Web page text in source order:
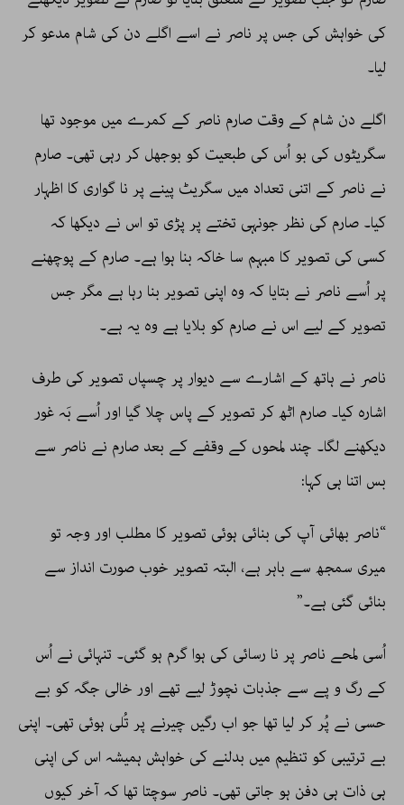
کی خواہش کی جس پر ناصر نے اسے اگلے دن کی شام مدعو کر
لیا۔
اگلے دن شام کے وقت صارم ناصر کے کمرے میں موجود تھا
سگریٹوں کی بو اُس کی طبعیت کو بوجھل کر رہی تھی۔ صارم
نے ناصر کے اتنی تعداد میں سگریٹ پینے پر نا گواری کا اظہار
کیا۔ صارم کی نظر جونہی تختے پر پڑی تو اس نے دیکھا کہ
کسی کی تصویر کا مبہم سا خاکہ بنا ہوا ہے۔ صارم کے پوچھنے
پر اُسے ناصر نے بتایا کہ وہ اپنی تصویر بنا رہا ہے مگر جس
تصویر کے لیے اس نے صارم کو بلایا ہے وہ یہ ہے۔
ناصر نے ہاتھ کے اشارے سے دیوار پر چسپاں تصویر کی طرف
اشارہ کیا۔ صارم اٹھ کر تصویر کے پاس چلا گیا اور اُسے بَہ غور
دیکھنے لگا۔ چند لمحوں کے وقفے کے بعد صارم نے ناصر سے
بس اتنا ہی کہا:
“ناصر بھائی آپ کی بنائی ہوئی تصویر کا مطلب اور وجہ تو
میری سمجھ سے باہر ہے، البتہ تصویر خوب صورت انداز سے
بنائی گئی ہے۔”
اُسی لمحے ناصر پر نا رسائی کی ہوا گرم ہو گئی۔ تنہائی نے اُس
کے رگ و پے سے جذبات نچوڑ لیے تھے اور خالی جگہ کو بے
حسی نے پُر کر لیا تھا جو اب رگیں چیرنے پر تُلی ہوئی تھی۔ اپنی
بے ترتیبی کو تنظیم میں بدلنے کی خواہش ہمیشہ اس کی اپنی
ہی ذات ہی دفن ہو جاتی تھی۔ ناصر سوچتا تھا کہ آخر کیوں